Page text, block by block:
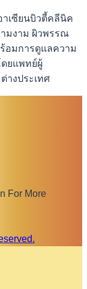
าเซียนบิวตี้คลีนิค
มงาม ผิวพรรณ
อมการดูแลความ
ดยแพทย์ผู้
างประเทศ
For More